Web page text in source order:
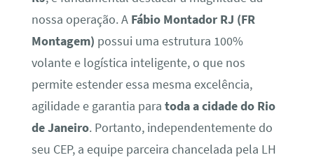
nossa operação. A Fábio Montador RJ (FR
Montagem) possui uma estrutura 100%
volante e logística inteligente, o que nos
permite estender essa mesma excelência,
agilidade e garantia para toda a cidade do Rio
de Janeiro. Portanto, independentemente do
seu CEP, a equipe parceira chancelada pela LH